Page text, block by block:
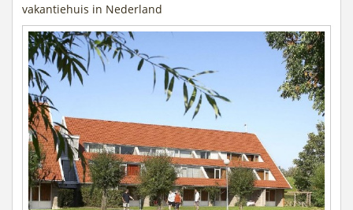
vakantiehuis in Nederland